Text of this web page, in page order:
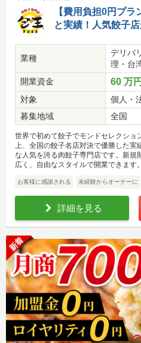
【費用負担0円プ
と実績！人気餃子
業種
デリバ
理・台
開業資金
60 万円
対象
個人・
募集地域
全国
世界で初めて餃子でモンドセレクショ
上、全国の餃子名店対決で優勝した
な人気を誇る肉餃子専門店です。新規
広く、自由なスタイルで開業できます。
お客様に感謝される 未経験からオーナーに
詳細を見る
新着